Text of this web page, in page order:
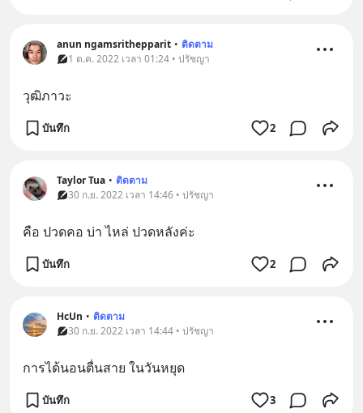
anun ngamsrithepparit • ติดตาม
1 ต.ค. 2022 เวลา 01:24 • ปรัชญา
วุฒิภาวะ
บันทึก 2
Taylor Tua • ติดตาม
30 ก.ย. 2022 เวลา 14:46 • ปรัชญา
คือ ปวดคอ บ่า ไหล่ ปวดหลังค่ะ
บันทึก 2
HcUn • ติดตาม
30 ก.ย. 2022 เวลา 14:44 • ปรัชญา
การได้นอนตื่นสาย ในวันหยุด
บันทึก 3